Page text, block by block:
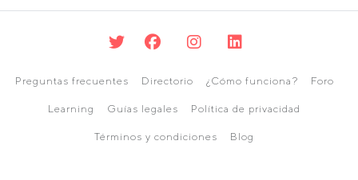
Preguntas frecuentes Directorio ¿Cómo funciona? Foro
Learning Guías legales Política de privacidad
Términos y condiciones Blog